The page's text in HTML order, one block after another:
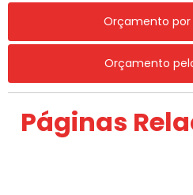
Orçamento por
Orçamento
Páginas